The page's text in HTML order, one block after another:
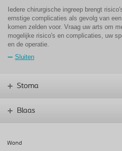
Iedere chirurgische ingreep brengt
ernstige complicaties als gevolg van
komen zelden voor. Vraag uw arts om
mogelijke risico's en complicaties, uw
en de operatie.
Sluiten
Stoma
Blaas
Wond